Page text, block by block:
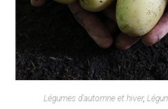
Légumes d'automne et hiver,